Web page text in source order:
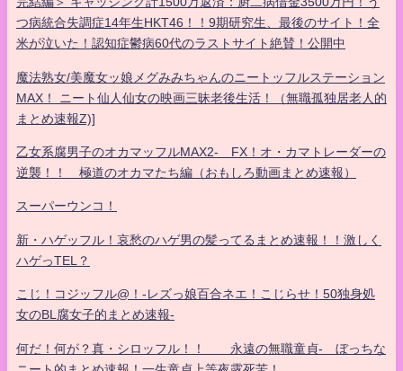
つ病統合失調症14年生HKT46！！9期研究生、最後のサイト！全
米が泣いた！認知症鬱病60代のラストサイト絶賛！公開中
魔法熟女/美魔女ッ娘メグみみちゃんのニートッフルステーション
MAX！ ニート仙人仙女の映画三昧老後生活！（無職孤独居老人的
まとめ速報Z)]
乙女系腐男子のオカマッフルMAX2- FX！オ・カマトレーダーの
逆襲！！ 極道のオカマたち編（おもしろ動画まとめ速報）
スーパーウンコ！
新・ハゲッフル！哀愁のハゲ男の髪ってるまとめ速報！！激しく
ハゲっTEL？
こじ！コジッフル@！-レズっ娘百合ネエ！こじらせ！50独身処
女のBL腐女子的まとめ速報-
何だ！何が？真・シロッフル！！ 永遠の無職童貞- ぼっちな